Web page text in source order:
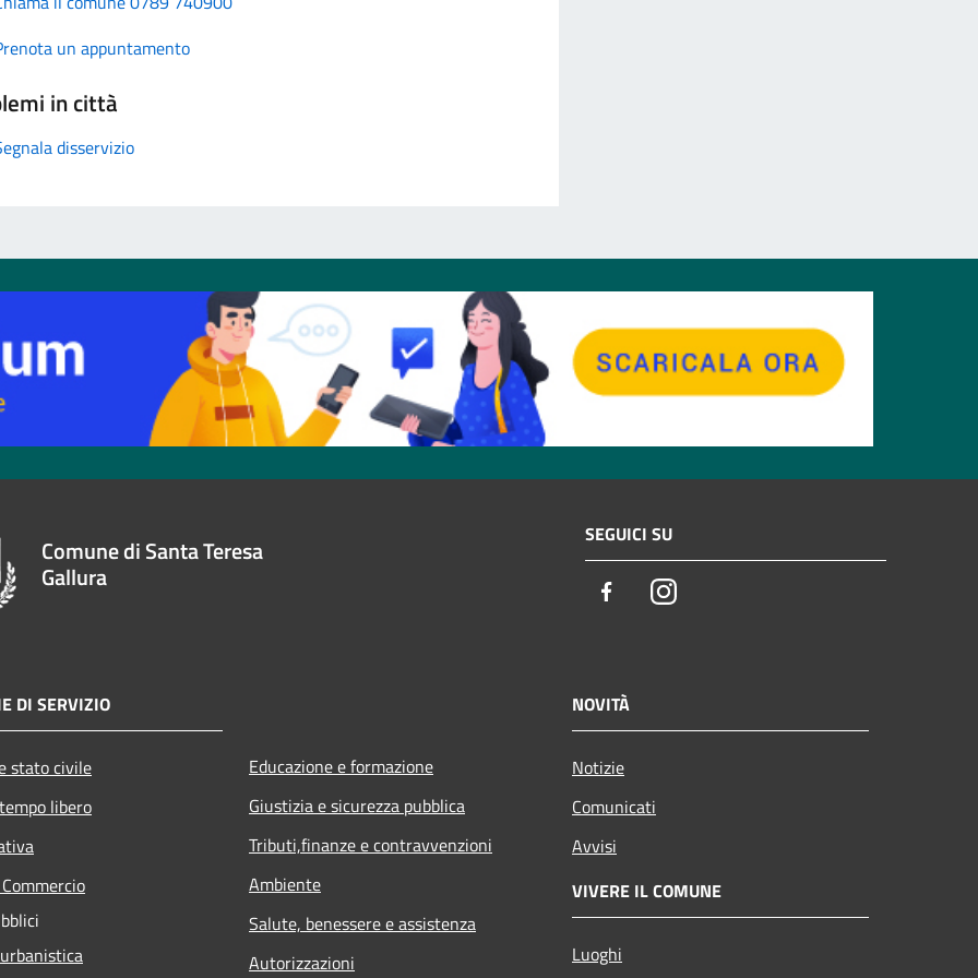
un appuntamento
in città
disservizio
Comune di Santa Teresa
Gallura
SEGUICI SU
FacebookInstagram
DI SERVIZIO
stato civile
libero
Educazione e formazione
Giustizia e sicurezza pubblica
Tributi,finanze e contravvenzioni
Ambiente
Salute, benessere e assistenza
Autorizzazioni
NOVITÀ
Notizie
Comunicati
Avvisi
VIVERE IL COMUNE
Luoghi